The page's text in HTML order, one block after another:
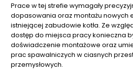
Prace w tej strefie wymagały
dopasowania oraz montażu nowych
istniejącej zabudowie kotła. Ze
dostęp do miejsca pracy konieczna
doświadczenie montażowe oraz
prac spawalniczych w ciasnych
przemysłowych.